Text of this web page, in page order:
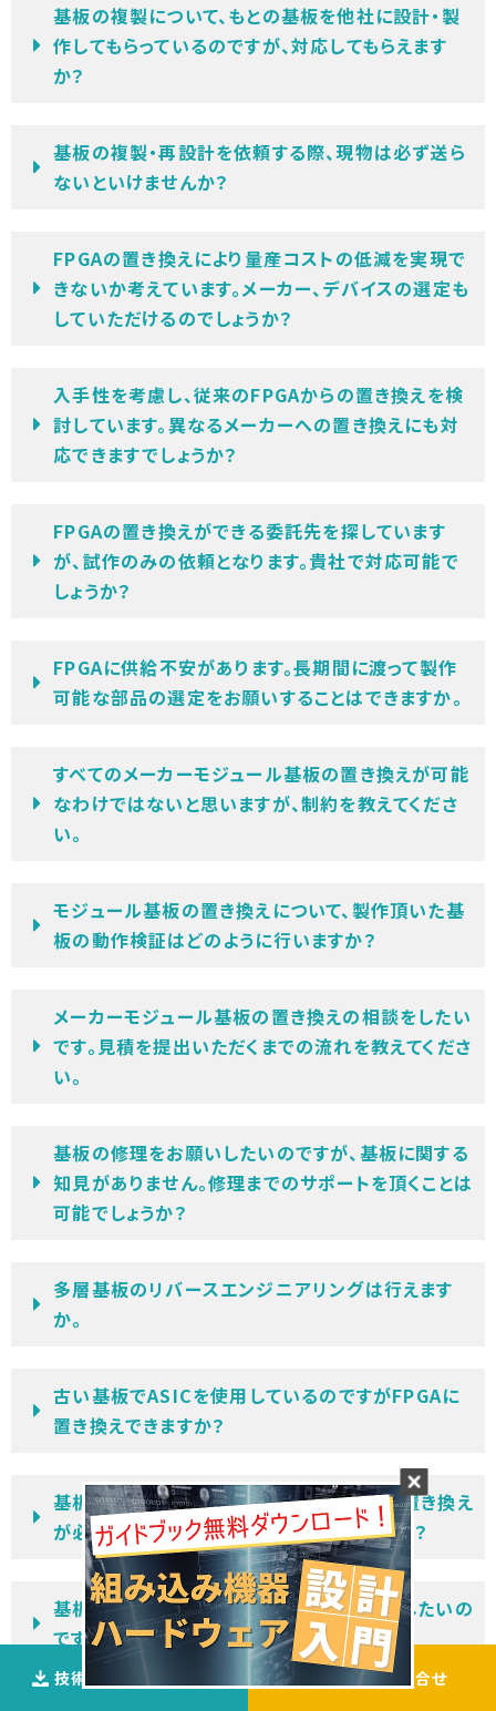
基板の複製について、もとの基板を他社に設計・製
作してもらっているのですが、対応してもらえます
か？
基板の複製・再設計を依頼する際、現物は必ず送ら
ないといけませんか？
FPGAの置き換えにより量産コストの低減を実現で
きないか考えています。メーカー、デバイスの選定も
していただけるのでしょうか？
入手性を考慮し、従来のFPGAからの置き換えを検
討しています。異なるメーカーへの置き換えにも対
応できますでしょうか？
FPGAの置き換えができる委託先を探しています
が、試作のみの依頼となります。貴社で対応可能で
しょうか？
FPGAに供給不安があります。長期間に渡って製作
可能な部品の選定をお願いすることはできますか。
すべてのメーカーモジュール基板の置き換えが可能
なわけではないと思いますが、制約を教えてくださ
い。
モジュール基板の置き換えについて、製作頂いた基
板の動作検証はどのように行いますか？
メーカーモジュール基板の置き換えの相談をしたい
です。見積を提出いただくまでの流れを教えてくださ
い。
基板の修理をお願いしたいのですが、基板に関する
知見がありません。修理までのサポートを頂くことは
可能でしょうか？
多層基板のリバースエンジニアリングは行えます
か。
古い基板でASICを使用しているのですがFPGAに
置き換えできますか？
基板のリバースエンジニアリングで部品の置き換え
が必要な場合、部品調達はお願いできますか？
基板のリバースエンジニアリングをお願いしたいの
ですが、見積には何が必要ですか？
技術資料ダウンロ―ド ご相談・お問合せ